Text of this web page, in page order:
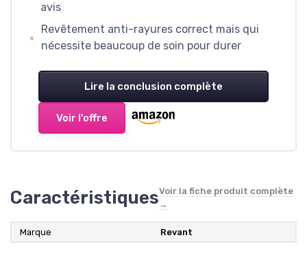
avis
Revêtement anti-rayures correct mais qui
nécessite beaucoup de soin pour durer
Lire la conclusion complète
Voir l'offre
CaractéristiquesVoir la fiche produit complète
→
Marque Revant